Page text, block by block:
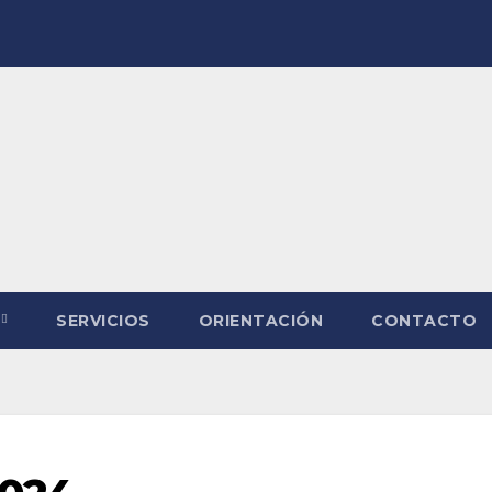
SERVICIOS ORIENTACIÓN CONTACTO